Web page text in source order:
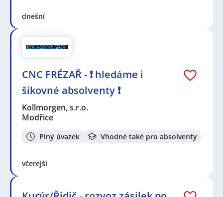
dnešní
CNC FRÉZAŘ - ❗ hledáme i
šikovné absolventy ❗
Kollmorgen, s.r.o.
Modřice
Plný úvazek Vhodné také pro absolventy
včerejší